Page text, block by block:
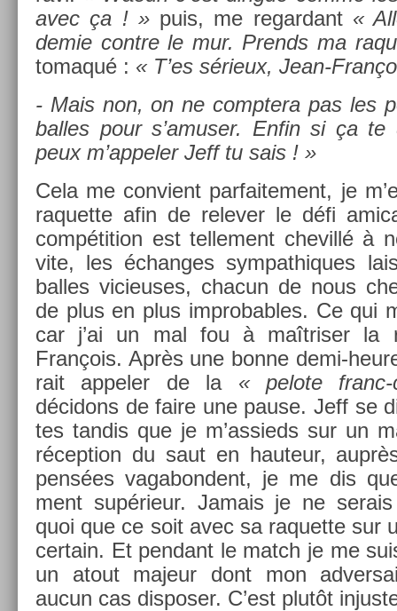
avec ça ! »puis, me re­gar­dant «
demie con­tre le mur. Pre­nds ma
tomaqué : « T’es sérieux, Jean-
- Mais non, on ne com­ptera pas les
bal­les pour s’amus­er. Enfin si ça
peux m’ap­pel­er Jeff tu sais ! »
Cela me con­vient par­faite­ment, je
raquet­te afin de re­lev­er le défi
com­péti­tion est tel­le­ment chevillé à
vite, les échan­ges sym­pat­hiques
bal­les vicieuses, chacun de nous
de plus en plus im­prob­ables. Ce qui
car j’ai un mal fou à maîtris­er la
François. Après une bonne demi-
rait ap­pel­er de la « pelote
décidons de faire une pause. Jeff se
tes tan­dis que je m’as­sieds sur un
récep­tion du saut en hauteur,
pensées vagabon­dent, je me dis
ment supérieur. Jamais je ne
quoi que ce soit avec sa raquet­te sur
cer­tain. Et pen­dant le match je me
un atout majeur dont mon
aucun cas dis­pos­er. C’est plutôt